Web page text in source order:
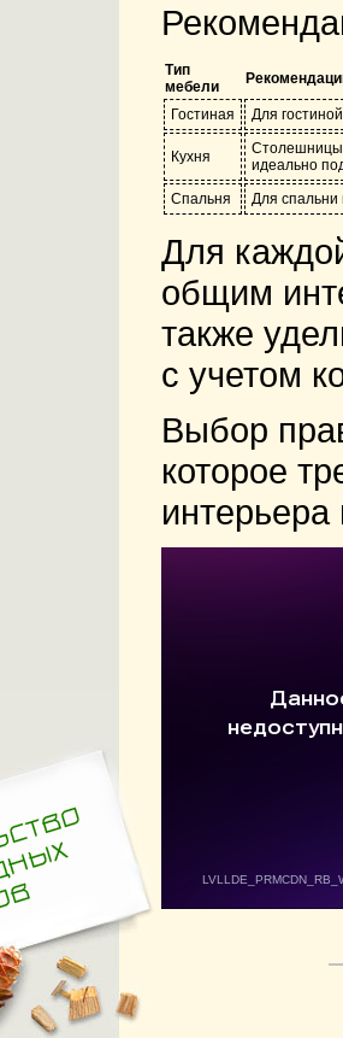
Тип
мебели
Гостиная Для
Кухня
Столешницы
идеально
Спальня
Для спальни
Для
общим
также
с учетом
Выбор
которое